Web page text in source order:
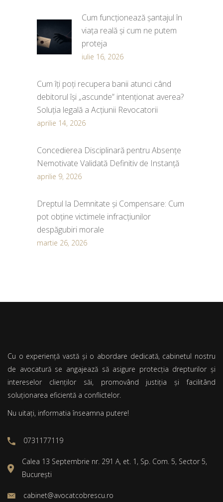
Cum funcționează șantajul în
viața reală și cum ne putem
proteja
iulie 16, 2026
Cum îți poți recupera banii atunci când
debitorul își „ascunde” intenționat averea?
Soluția legală a Acțiunii Revocatorii
aprilie 14, 2026
Concedierea Disciplinară pentru Absențe
Nemotivate Validată Definitiv de Instanță
aprilie 9, 2026
Dreptul la Demnitate și Compensare: Cum
pot obține victimele infracțiunilor
despăgubiri morale
martie 26, 2026
Cu o experiență vastă și o abordare dedicată, cabinetul nostru
de avocatură se angajează să asigure protecția drepturilor și
intereselor clienților săi, promovând justiția și facilitând
soluționarea eficientă a conflictelor.
Nu uitați, informatia înseamna putere!
0731177119
Calea 13 Septembrie nr. 291 A, et. 1, Sp. Com. 5, Sector 5,
București
cabinet@avocatcobrescu.ro